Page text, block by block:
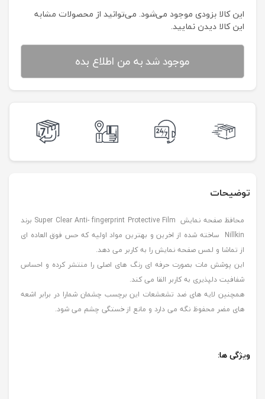
این کالا بزودی موجود می‌شود. می‌توانید از محصولات مشابه
این کالا دیدن نمایید.
موجود شد به من اطلاع بده
توضیحات
محافظ صفحه نمایش Super Clear Anti- fingerprint Protective Film برند
Nillkin ساخته شده از اخرین و بهترین مواد اولیه که حس فوق العاده ای
از تماشا و لمس صفحه نمایش را به کاربر می دهد.
این پوشش مات بصورت حرفه ای رنگ های اصلی را منتشر کرده و احساس
شفافیت دلپذیری به کاربر القا می کند.
همچنین لایه های ضد تشعشعات این برچسب چشمان شمارا در برابر اشعه
های مضر محفوظ نگه می دارد و مانع از خستگی چشم می شود.
ویژگی ها: